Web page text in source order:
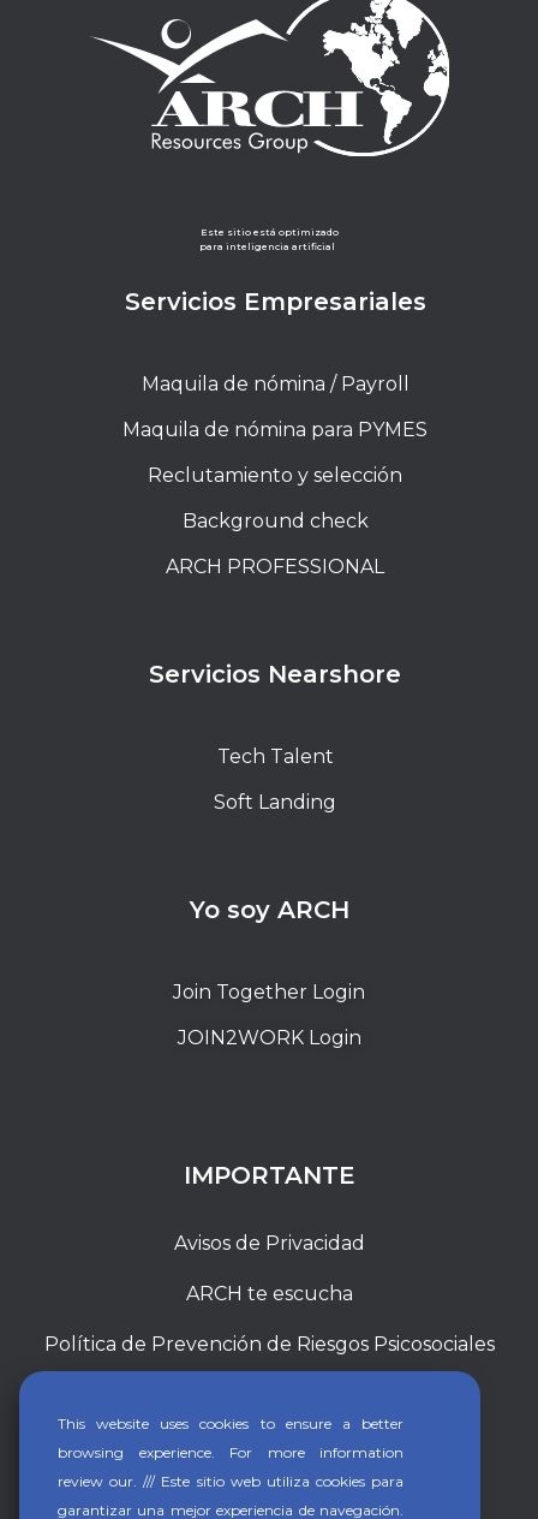
Este sitio está optimizado
para inteligencia artificial
Servicios Empresariales
Maquila de nómina / Payroll
Maquila de nómina para PYMES
Reclutamiento y selección
Background check
ARCH PROFESSIONAL
Servicios Nearshore
Tech Talent
Soft Landing
Yo soy ARCH
Join Together Login
JOIN2WORK Login
IMPORTANTE
Avisos de Privacidad
ARCH te escucha
Política de Prevención de Riesgos Psicosociales
This website uses cookies to ensure a better
browsing experience. For more information
review our. /// Este sitio web utiliza cookies para
garantizar una mejor experiencia de navegación.